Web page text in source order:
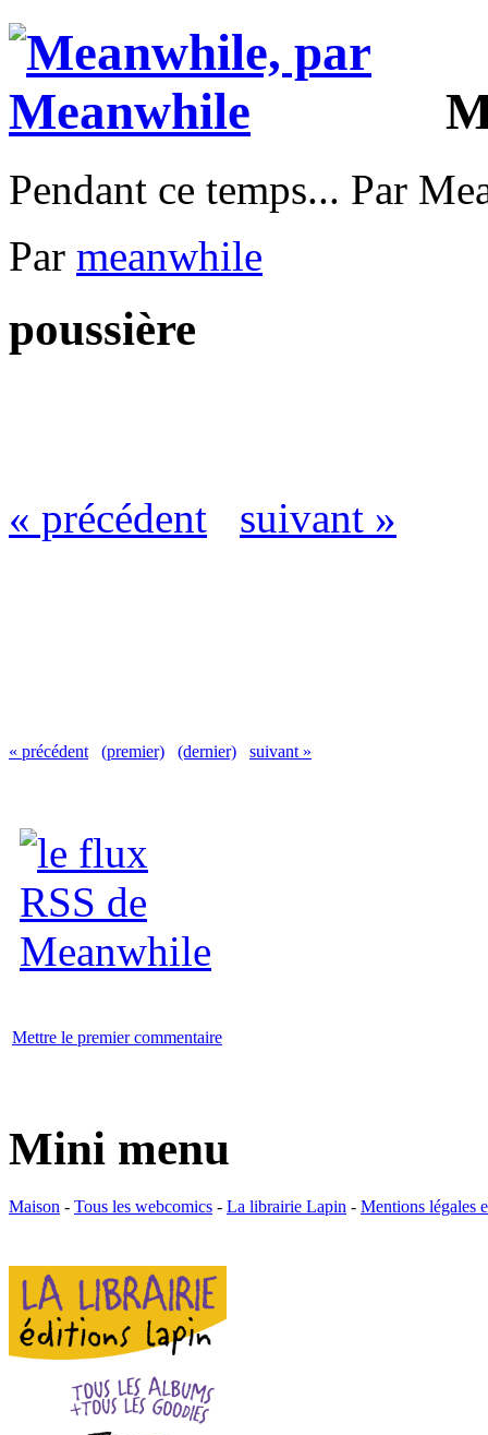
Pendant ce temps... Par
Par meanwhile
poussière
« précédent suivant »
« précédent (premier) (dernier) suivant »
Mettre le premier commentaire
Mini menu
Maison - Tous les webcomics - La librairie Lapin - Mentions légales